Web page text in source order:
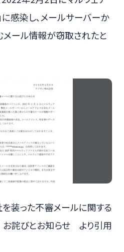
に感染し、メールサーバーか
メール情報が窃取されたと
装った不審メールに関する
お詫びとお知らせ より引用